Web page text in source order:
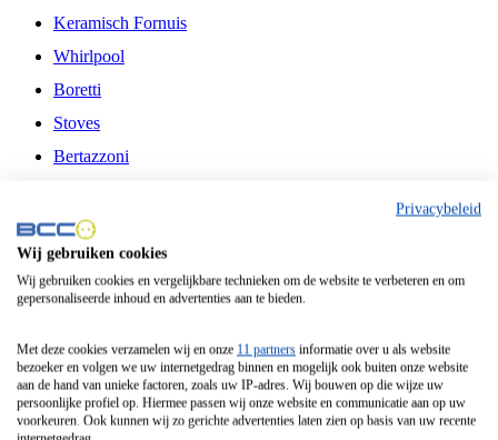
Keramisch Fornuis
Whirlpool
Boretti
Stoves
Bertazzoni
Fitelli
Airfryer
Frituurpan
Contactgrill
Broodbakmachine
Broodrooster
Privacybeleid
Wij gebruiken cookies
Wij gebruiken cookies en vergelijkbare technieken om de website te verbeteren en om
gepersonaliseerde inhoud en advertenties aan te bieden.
Met deze cookies verzamelen wij en onze 11 partners informatie over u als website
bezoeker en volgen we uw internetgedrag binnen en mogelijk ook buiten onze website
aan de hand van unieke factoren, zoals uw IP-adres. Wij bouwen op die wijze uw
persoonlijke profiel op. Hiermee passen wij onze website en communicatie aan op uw
voorkeuren. Ook kunnen wij zo gerichte advertenties laten zien op basis van uw recente